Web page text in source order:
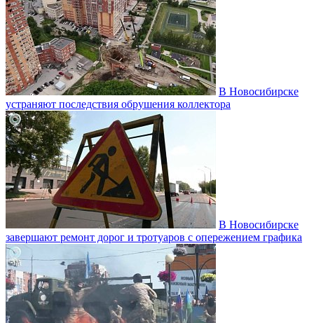
В Новосибирске
устраняют последствия обрушения коллектора
В Новосибирске
завершают ремонт дорог и тротуаров с опережением графика